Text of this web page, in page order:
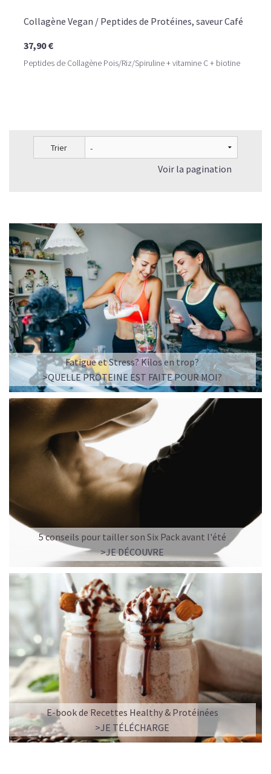
Collagène Vegan / Peptides de Protéines, saveur Café
37,90 €
Peptides de Collagène Pois/Riz/Spiruline + vitamine C + biotine
Trier
Voir la pagination
Fatigue et Stress? Kilos en trop?
>QUELLE PROTEINE EST FAITE POUR MOI?
5 conseils pour tailler son Six Pack avant l'été
>JE DÉCOUVRE
E-book de Recettes Healthy & Protéinées
>JE TÉLÉCHARGE